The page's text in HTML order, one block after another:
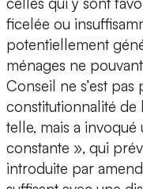
ficelée ou
potentiellement
ménages ne
Conseil ne s’est
constitutionnalité de
telle, mais a
constante », qui
introduite par